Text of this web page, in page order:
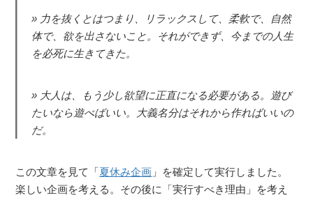
力を抜くとはつまり、リラックスして、柔軟で、自然
体で、欲を出さないこと。それができず、今までの人生
を必死に生きてきた。
大人は、もう少し欲望に正直になる必要がある。遊び
たいなら遊べばいい。大義名分はそれから作ればいいの
だ。
この文章を見て「夏休み企画 」を確定して実行しました。
楽しい企画を考える。その後に「実行すべき理由」を考え